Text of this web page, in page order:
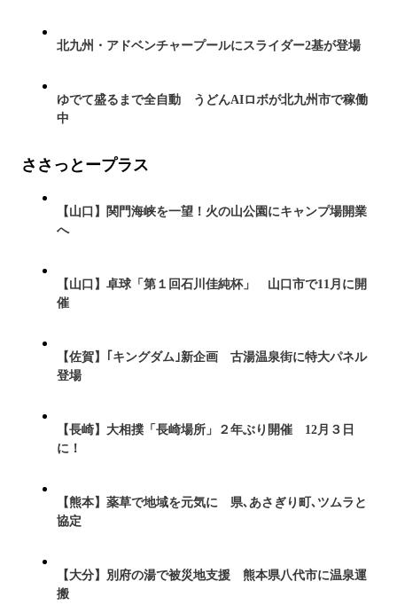
北九州・アドベンチャープールにスライダー2基が登場
ゆでて盛るまで全自動 うどんAIロボが北九州市で稼働
中
ささっとープラス
【山口】関門海峡を一望！火の山公園にキャンプ場開業
へ
【山口】卓球「第１回石川佳純杯」 山口市で11月に開
催
【佐賀】｢キングダム｣新企画 古湯温泉街に特大パネル
登場
【長崎】大相撲「長崎場所」２年ぶり開催 12月３日
に！
【熊本】薬草で地域を元気に 県､あさぎり町､ツムラと
協定
【大分】別府の湯で被災地支援 熊本県八代市に温泉運
搬